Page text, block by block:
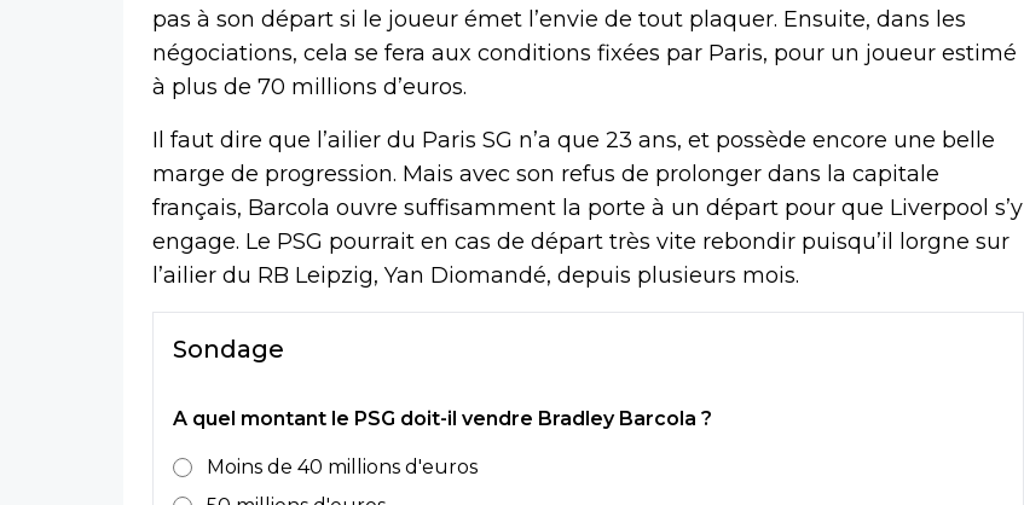
pas à son départ si le joueur émet l’envie de tout plaquer. Ensuite, dans les
négociations, cela se fera aux conditions fixées par Paris, pour un joueur estimé
à plus de 70 millions d’euros.
Il faut dire que l’ailier du Paris SG n’a que 23 ans, et possède encore une belle
marge de progression. Mais avec son refus de prolonger dans la capitale
français, Barcola ouvre suffisamment la porte à un départ pour que Liverpool s’y
engage. Le PSG pourrait en cas de départ très vite rebondir puisqu’il lorgne sur
l’ailier du RB Leipzig, Yan Diomandé, depuis plusieurs mois.
Sondage
A quel montant le PSG doit-il vendre Bradley Barcola ?
Moins de 40 millions d'euros